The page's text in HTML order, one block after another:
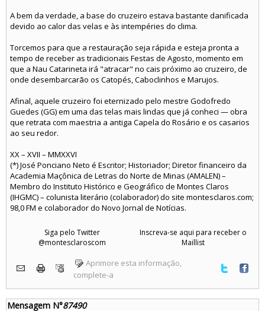
A bem da verdade, a base do cruzeiro estava bastante danificada
devido ao calor das velas e às intempéries do clima.
Torcemos para que a restauração seja rápida e esteja pronta a
tempo de receber as tradicionais Festas de Agosto, momento em
que a Nau Catarineta irá "atracar" no cais próximo ao cruzeiro, de
onde desembarcarão os Catopés, Caboclinhos e Marujos.
Afinal, aquele cruzeiro foi eternizado pelo mestre Godofredo
Guedes (GG) em uma das telas mais lindas que já conheci — obra
que retrata com maestria a antiga Capela do Rosário e os casarios
ao seu redor.
XX – XVII – MMXXVI
(*) José Ponciano Neto é Escritor; Historiador; Diretor financeiro da
Academia Maçônica de Letras do Norte de Minas (AMALEN) –
Membro do Instituto Histórico e Geográfico de Montes Claros
(IHGMC) – colunista literário (colaborador) do site montesclaros.com;
98,0 FM e colaborador do Novo Jornal de Notícias.
Siga pelo Twitter
@montesclaroscom
Inscreva-se aqui para receber o
Maillist
Aprimore esta informação,
complete-a
Mensagem N°87490